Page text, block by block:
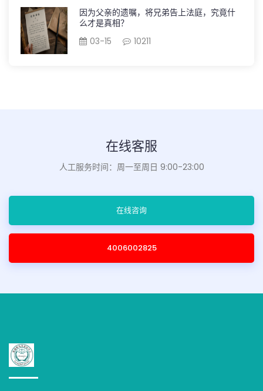
因为父亲的遗嘱，将兄弟告上法庭，究竟什
么才是真相？
03-15
10211
在线客服
人工服务时间：周一至周日 9:00-23:00
在线咨询
4006002825